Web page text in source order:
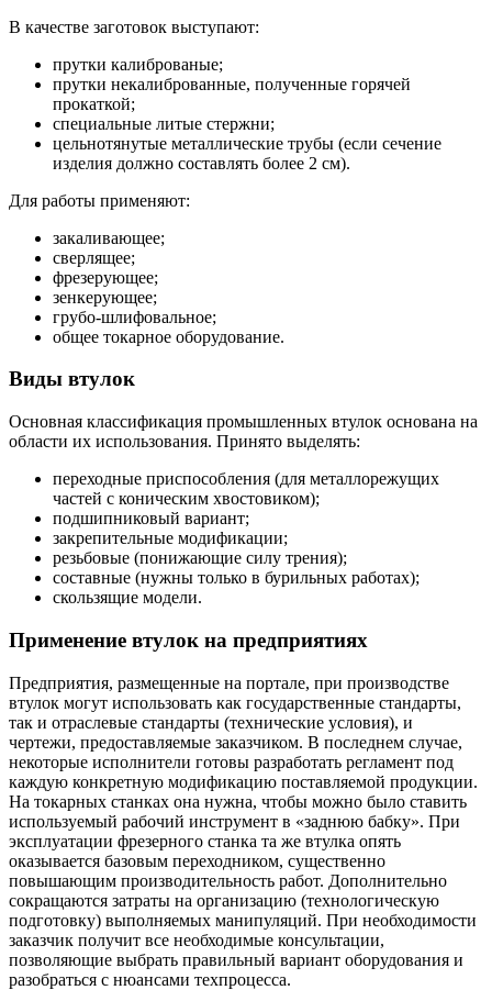
В качестве заготовок выступают:
прутки калиброваные;
прутки некалиброванные, полученные горячей
прокаткой;
специальные литые стержни;
цельнотянутые металлические трубы (если сечение
изделия должно составлять более 2 см).
Для работы применяют:
закаливающее;
сверлящее;
фрезерующее;
зенкерующее;
грубо-шлифовальное;
общее токарное оборудование.
Виды втулок
Основная классификация промышленных втулок основана на
области их использования. Принято выделять:
переходные приспособления (для металлорежущих
частей с коническим хвостовиком);
подшипниковый вариант;
закрепительные модификации;
резьбовые (понижающие силу трения);
составные (нужны только в бурильных работах);
скользящие модели.
Применение втулок на предприятиях
Предприятия, размещенные на портале, при производстве
втулок могут использовать как государственные стандарты,
так и отраслевые стандарты (технические условия), и
чертежи, предоставляемые заказчиком. В последнем случае,
некоторые исполнители готовы разработать регламент под
каждую конкретную модификацию поставляемой продукции.
На токарных станках она нужна, чтобы можно было ставить
используемый рабочий инструмент в «заднюю бабку». При
эксплуатации фрезерного станка та же втулка опять
оказывается базовым переходником, существенно
повышающим производительность работ. Дополнительно
сокращаются затраты на организацию (технологическую
подготовку) выполняемых манипуляций. При необходимости
заказчик получит все необходимые консультации,
позволяющие выбрать правильный вариант оборудования и
разобраться с нюансами техпроцесса.